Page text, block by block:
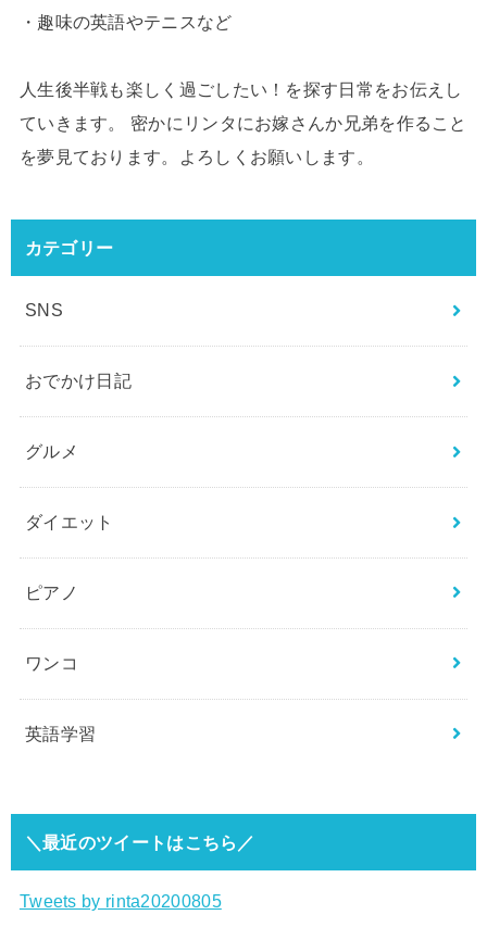
・趣味の英語やテニスなど
人生後半戦も楽しく過ごしたい！を探す日常をお伝えし
ていきます。 密かにリンタにお嫁さんか兄弟を作ること
を夢見ております。よろしくお願いします。
カテゴリー
SNS
おでかけ日記
グルメ
ダイエット
ピアノ
ワンコ
英語学習
＼最近のツイートはこちら／
Tweets by rinta20200805